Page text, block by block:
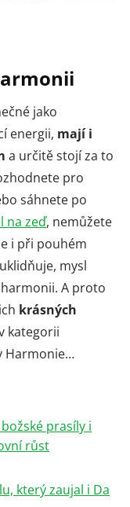
jako
energii, mají i
a určitě stojí za to
pro
sáhnete po
na zeď, nemůžete
i při pouhém
mysl
A proto
krásných
kategorii
Harmonie…
prasíly i
růst
který zaujal i Da